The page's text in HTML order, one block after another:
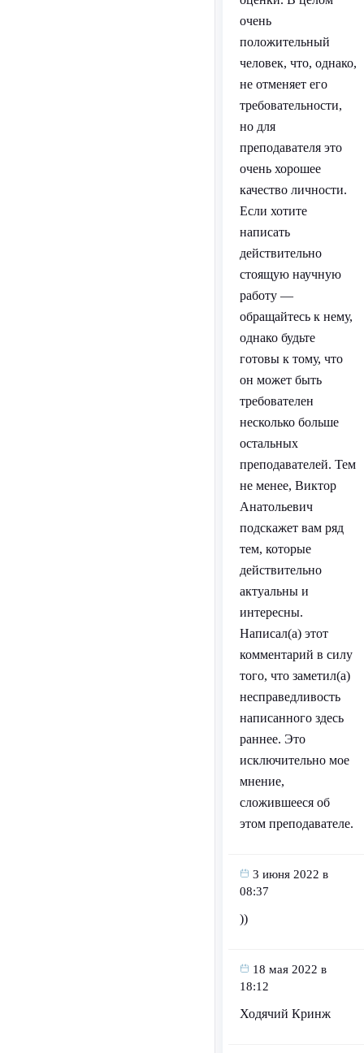
очень
положительный
человек, что, однако,
не отменяет его
требовательности,
но для
преподавателя это
очень хорошее
качество личности.
Если хотите
написать
действительно
стоящую научную
работу —
обращайтесь к нему,
однако будьте
готовы к тому, что
он может быть
требователен
несколько больше
остальных
преподавателей. Тем
не менее, Виктор
Анатольевич
подскажет вам ряд
тем, которые
действительно
актуальны и
интересны.
Написал(а) этот
комментарий в силу
того, что заметил(а)
несправедливость
написанного здесь
раннее. Это
исключительно мое
мнение,
сложившееся об
этом преподавателе.
3 июня 2022 в
08:37
))
18 мая 2022 в
18:12
Ходячий Кринж